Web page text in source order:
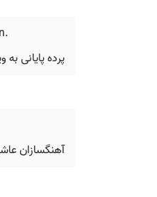
پرده پایانی
آهنگسازان